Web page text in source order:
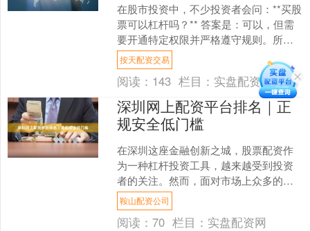
在股市投资中，不少投资者会问：**买股
票可以杠杆吗？** 答案是：可以，但需
要开通特定权限并严格遵守规则。所谓
杠杆交易，通俗讲就是“借钱炒股”，用少
量本金撬动更....
按天配资交易
阅读： 143 栏目： 实盘配资网
深圳网上配资平台排名｜正
规安全低门槛
在深圳这座金融创新之城，股票配资作
为一种杠杆投资工具，越来越受到投资
者的关注。然而，面对市场上众多的配
资平台，如何选择一家正规、安全且门
槛低的平台鞍山配资公司，....
鞍山配资公司
阅读：70 栏目： 实盘配资网